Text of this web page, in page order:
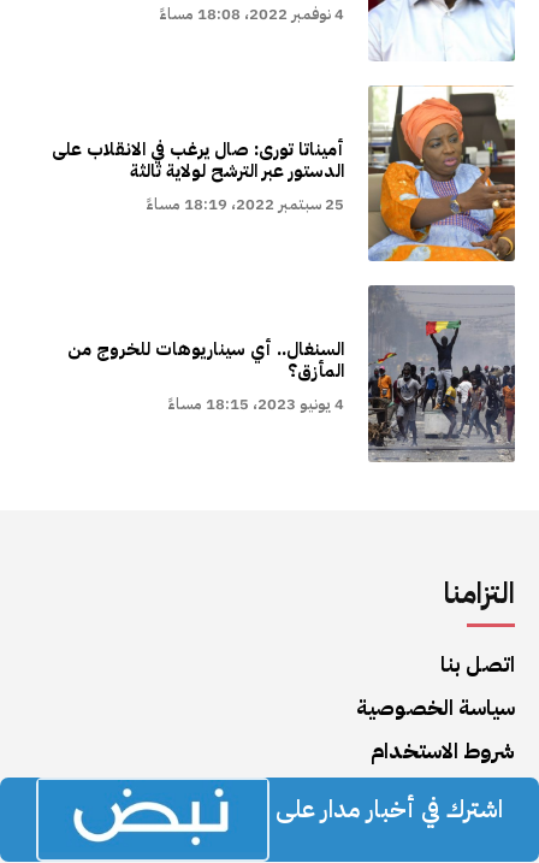
4 نوفمبر 2022، 18:08 مساءً
أميناتا تورى: صال يرغب في الانقلاب على
الدستور عبر الترشح لولاية ثالثة
25 سبتمبر 2022، 18:19 مساءً
السنغال.. أي سيناريوهات للخروج من
المأزق؟
4 يونيو 2023، 18:15 مساءً
التزامنا
اتصل بنا
سياسة الخصوصية
شروط الاستخدام
اشترك في أخبار مدار على